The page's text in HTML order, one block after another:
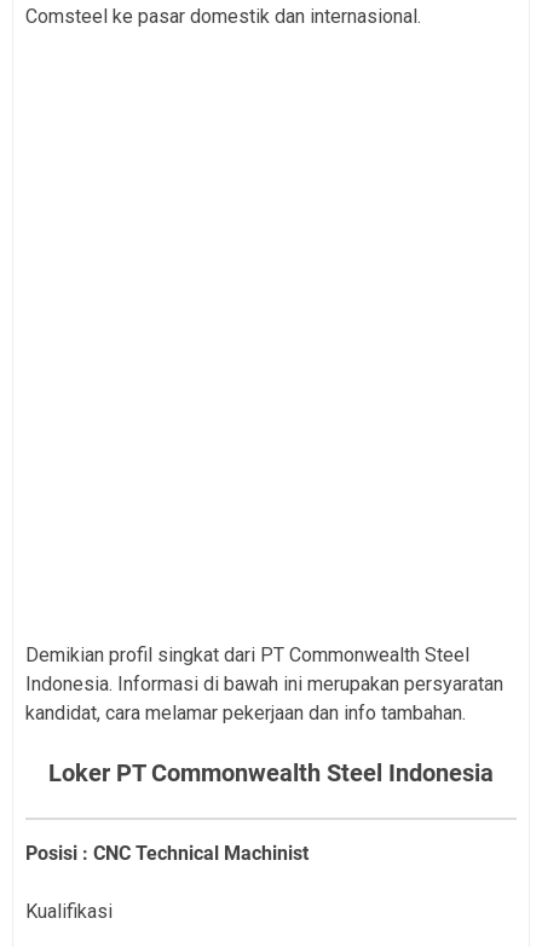
Comsteel ke pasar domestik dan internasional.
Demikian profil singkat dari PT Commonwealth Steel
Indonesia. Informasi di bawah ini merupakan persyaratan
kandidat, cara melamar pekerjaan dan info tambahan.
Loker PT Commonwealth Steel Indonesia
Posisi : CNC Technical Machinist
Kualifikasi